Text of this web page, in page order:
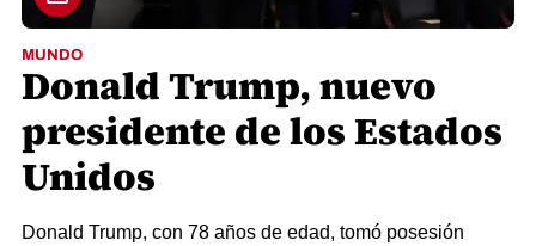
MUNDO
Donald Trump, nuevo
presidente de los Estados
Unidos
Donald Trump, con 78 años de edad, tomó posesión